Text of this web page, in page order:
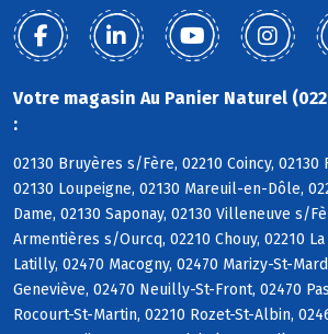
Votre magasin Au Panier Naturel
:
02130 Bruyères s/Fère, 02210 Coincy, 02130
02130 Loupeigne, 02130 Mareuil-en-Dôle,
Dame, 02130 Saponay, 02130 Villeneuve s/
Armentières s/Ourcq, 02210 Chouy, 02210
Latilly, 02470 Macogny, 02470 Marizy-St-
Geneviève, 02470 Neuilly-St-Front, 02470
Rocourt-St-Martin, 02210 Rozet-St-Albin,